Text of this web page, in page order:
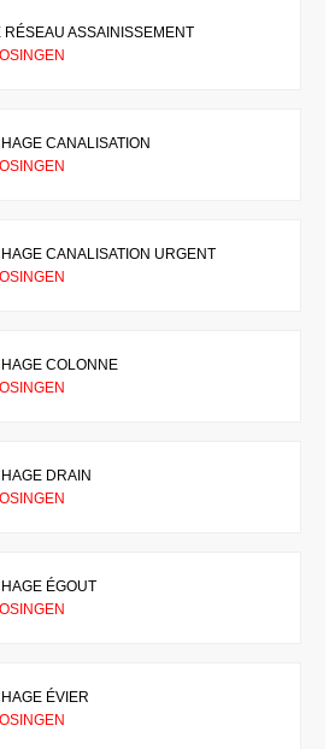
RÉSEAU ASSAINISSEMENT
CANALISATION
CANALISATION URGENT
COLONNE
DRAIN
ÉGOUT
ÉVIER